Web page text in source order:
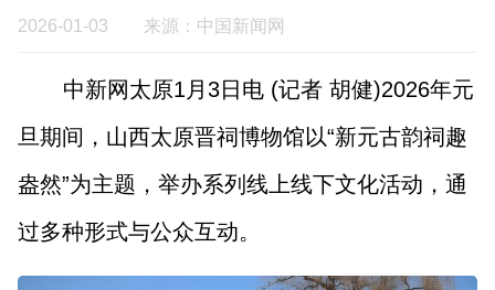
山西视觉志
山西市场导报 山西法治报
2026-01-03 来源：中国新闻网
中新网太原1月3日电 (记者 胡健)2026年元
旦期间，山西太原晋祠博物馆以“新元古韵祠趣
盎然”为主题，举办系列线上线下文化活动，通
过多种形式与公众互动。